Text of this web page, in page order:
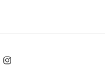
Instagram